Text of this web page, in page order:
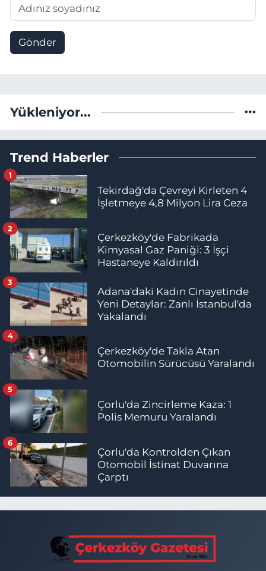
Gönder
Yükleniyor...
Trend Haberler
Tekirdağ'da Çevreyi Kirleten 4
İşletmeye 4,8 Milyon Lira Ceza
1
Çerkezköy'de Fabrikada
Kimyasal Gaz Paniği: 3 İşçi
Hastaneye Kaldırıldı
2
Adana'daki Kadın Cinayetinde
Yeni Detaylar: Zanlı İstanbul'da
Yakalandı
3
Çerkezköy'de Takla Atan
Otomobilin Sürücüsü Yaralandı
4
Çorlu'da Zincirleme Kaza: 1
Polis Memuru Yaralandı
5
Çorlu'da Kontrolden Çıkan
Otomobil İstinat Duvarına
Çarptı
6